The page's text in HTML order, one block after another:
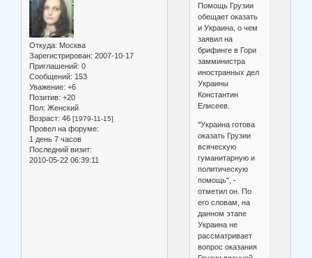
Откуда: Москва
Зарегистрирован: 2007-10-17
Приглашений: 0
Сообщений: 153
Уважение: +6
Позитив: +20
Пол: Женский
Возраст: 46 [1979-11-15]
Провел на форуме:
1 день 7 часов
Последний визит:
2010-05-22 06:39:11
Помощь Грузии
обещает оказать
и Украина, о чем
заявил на
брифинге в Гори
замминистра
иностранных дел
Украины
Константин
Елисеев.
"Украина готова
оказать Грузии
всяческую
гуманитарную и
политическую
помощь", -
отметил он. По
его словам, на
данном этапе
Украина не
рассматривает
вопрос оказания